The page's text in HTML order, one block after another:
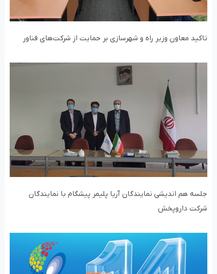
تاکید معاون وزیر راه و شهرسازی بر حمایت از شرکت‌های فناور
جلسه هم اندیشی نمایندگان آریا پلیمر پیشگام با نمایندگان
شرکت داروپخش